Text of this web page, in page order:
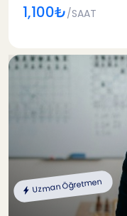
1,100₺/SAAT
Uzman Öğretmen